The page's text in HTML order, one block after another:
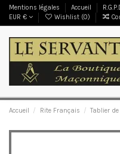
Mentions légales Accueil
EUR €
Wishlist (0)
Accueil Rite Français Tablier